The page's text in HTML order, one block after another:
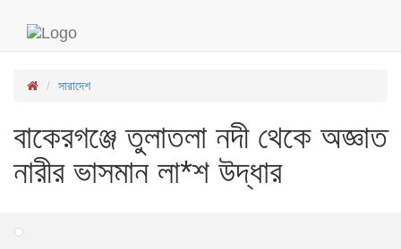
সারাদেশ
বাকেরগঞ্জে তুলাতলা নদী থেকে অজ্ঞাত
নারীর ভাসমান লা*শ উদ্ধার